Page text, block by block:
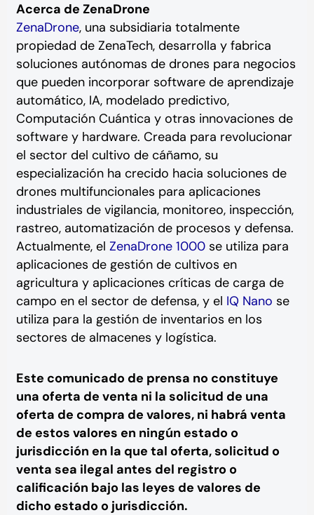
Acerca de ZenaDrone
ZenaDrone, una subsidiaria totalmente
propiedad de ZenaTech, desarrolla y fabrica
soluciones autónomas de drones para negocios
que pueden incorporar software de aprendizaje
automático, IA, modelado predictivo,
Computación Cuántica y otras innovaciones de
software y hardware. Creada para revolucionar
el sector del cultivo de cáñamo, su
especialización ha crecido hacia soluciones de
drones multifuncionales para aplicaciones
industriales de vigilancia, monitoreo, inspección,
rastreo, automatización de procesos y defensa.
Actualmente, el ZenaDrone 1000se utiliza para
aplicaciones de gestión de cultivos en
agricultura y aplicaciones críticas de carga de
campo en el sector de defensa, y el IQ Nano se
utiliza para la gestión de inventarios en los
sectores de almacenes y logística.
Este comunicado de prensa no constituye
una oferta de venta ni la solicitud de una
oferta de compra de valores, ni habrá venta
de estos valores en ningún estado o
jurisdicción en la que tal oferta, solicitud o
venta sea ilegal antes del registro o
calificación bajo las leyes de valores de
dicho estado o jurisdicción.